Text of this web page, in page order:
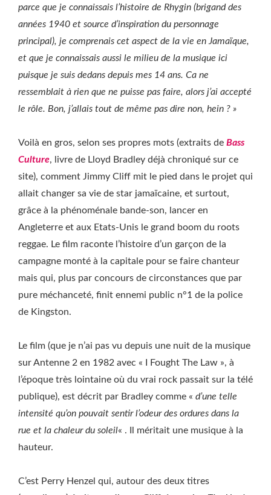
parce que je connaissais l’histoire de Rhygin (brigand des
années 1940 et source d’inspiration du personnage
principal), je comprenais cet aspect de la vie en Jamaïque,
et que je connaissais aussi le milieu de la musique ici
puisque je suis dedans depuis mes 14 ans. Ca ne
ressemblait à rien que ne puisse pas faire, alors j’ai accepté
le rôle. Bon, j’allais tout de même pas dire non, hein ? »
Voilà en gros, selon ses propres mots (extraits de Bass
Culture, livre de Lloyd Bradley déjà chroniqué sur ce
site), comment Jimmy Cliff mit le pied dans le projet qui
allait changer sa vie de star jamaïcaine, et surtout,
grâce à la phénoménale bande-son, lancer en
Angleterre et aux Etats-Unis le grand boom du roots
reggae. Le film raconte l’histoire d’un garçon de la
campagne monté à la capitale pour se faire chanteur
mais qui, plus par concours de circonstances que par
pure méchanceté, finit ennemi public n°1 de la police
de Kingston.
Le film (que je n’ai pas vu depuis une nuit de la musique
sur Antenne 2 en 1982 avec « I Fought The Law », à
l’époque très lointaine où du vrai rock passait sur la télé
publique), est décrit par Bradley comme « d’une telle
intensité qu’on pouvait sentir l’odeur des ordures dans la
rue et la chaleur du soleil« . Il méritait une musique à la
hauteur.
C’est Perry Henzel qui, autour des deux titres